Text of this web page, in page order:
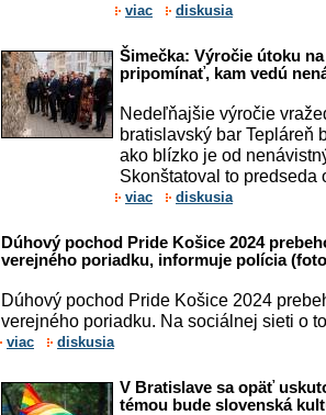
viac diskusia
Šimečka: Výročie útoku
pripomínať, kam vedú
Nedeľňajšie výročie
bratislavský bar Tepláreň
ako blízko je od
Skonštatoval to predseda
viac diskusia
Dúhový pochod Pride Košice 2024
verejného poriadku, informuje polícia
Dúhový pochod Pride Košice 2024
verejného poriadku. Na sociálnej sieti o
viac diskusia
V Bratislave sa opäť
témou bude slovenská